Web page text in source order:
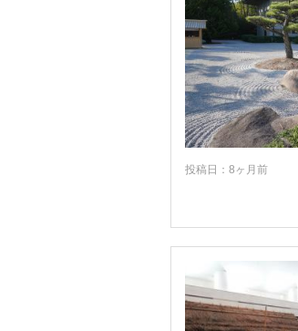
投稿日：8ヶ月前